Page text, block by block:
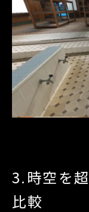
3.時空を
比較